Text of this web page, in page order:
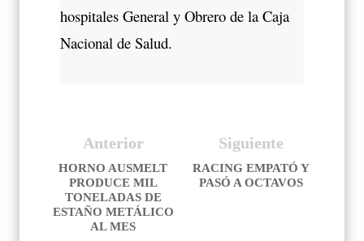
hospitales General y Obrero de la Caja
Nacional de Salud.
Siguiente
RACING EMPATÓ Y
PASÓ A OCTAVOS
Anterior
HORNO AUSMELT
PRODUCE MIL
TONELADAS DE
ESTAÑO METÁLICO
AL MES